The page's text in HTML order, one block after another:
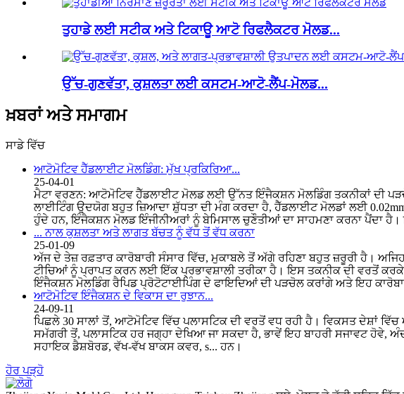
ਤੁਹਾਡੇ ਲਈ ਸਟੀਕ ਅਤੇ ਟਿਕਾਊ ਆਟੋ ਰਿਫਲੈਕਟਰ ਮੋਲਡ...
ਉੱਚ-ਗੁਣਵੱਤਾ, ਕੁਸ਼ਲਤਾ ਲਈ ਕਸਟਮ-ਆਟੋ-ਲੈਂਪ-ਮੋਲਡ...
ਖ਼ਬਰਾਂ ਅਤੇ ਸਮਾਗਮ
ਸਾਡੇ ਵਿੱਚ
ਆਟੋਮੋਟਿਵ ਹੈੱਡਲਾਈਟ ਮੋਲਡਿੰਗ: ਮੁੱਖ ਪ੍ਰਕਿਰਿਆ...
25-04-01
ਮੈਟਾ ਵਰਣਨ: ਆਟੋਮੋਟਿਵ ਹੈੱਡਲਾਈਟ ਮੋਲਡ ਲਈ ਉੱਨਤ ਇੰਜੈਕਸ਼ਨ ਮੋਲਡਿੰਗ ਤਕਨੀਕਾਂ ਦੀ
ਲਾਈਟਿੰਗ ਉਦਯੋਗ ਬਹੁਤ ਜ਼ਿਆਦਾ ਸ਼ੁੱਧਤਾ ਦੀ ਮੰਗ ਕਰਦਾ ਹੈ, ਹੈੱਡਲਾਈਟ ਮੋਲਡਾਂ ਲਈ
ਹੁੰਦੇ ਹਨ, ਇੰਜੈਕਸ਼ਨ ਮੋਲਡ ਇੰਜੀਨੀਅਰਾਂ ਨੂੰ ਬੇਮਿਸਾਲ ਚੁਣੌਤੀਆਂ ਦਾ ਸਾਹਮਣਾ ਕਰਨਾ ਪੈਂਦਾ
... ਨਾਲ ਕੁਸ਼ਲਤਾ ਅਤੇ ਲਾਗਤ ਬੱਚਤ ਨੂੰ ਵੱਧ ਤੋਂ ਵੱਧ ਕਰਨਾ
25-01-09
ਅੱਜ ਦੇ ਤੇਜ਼ ਰਫ਼ਤਾਰ ਕਾਰੋਬਾਰੀ ਸੰਸਾਰ ਵਿੱਚ, ਮੁਕਾਬਲੇ ਤੋਂ ਅੱਗੇ ਰਹਿਣਾ ਬਹੁਤ ਜ਼ਰੂਰੀ ਹੈ।
ਟੀਚਿਆਂ ਨੂੰ ਪ੍ਰਾਪਤ ਕਰਨ ਲਈ ਇੱਕ ਪ੍ਰਭਾਵਸ਼ਾਲੀ ਤਰੀਕਾ ਹੈ। ਇਸ ਤਕਨੀਕ ਦੀ ਵਰਤੋਂ
ਇੰਜੈਕਸ਼ਨ ਮੋਲਡਿੰਗ ਰੈਪਿਡ ਪ੍ਰੋਟੋਟਾਈਪਿੰਗ ਦੇ ਫਾਇਦਿਆਂ ਦੀ ਪੜਚੋਲ ਕਰਾਂਗੇ ਅਤੇ ਇਹ
ਆਟੋਮੋਟਿਵ ਇੰਜੈਕਸ਼ਨ ਦੇ ਵਿਕਾਸ ਦਾ ਰੁਝਾਨ...
24-09-11
ਪਿਛਲੇ 30 ਸਾਲਾਂ ਤੋਂ, ਆਟੋਮੋਟਿਵ ਵਿੱਚ ਪਲਾਸਟਿਕ ਦੀ ਵਰਤੋਂ ਵਧ ਰਹੀ ਹੈ। ਵਿਕਸਤ ਦੇਸ਼ਾਂ
ਸਮੱਗਰੀ ਤੋਂ, ਪਲਾਸਟਿਕ ਹਰ ਜਗ੍ਹਾ ਦੇਖਿਆ ਜਾ ਸਕਦਾ ਹੈ, ਭਾਵੇਂ ਇਹ ਬਾਹਰੀ ਸਜਾਵਟ ਹੋਵੇ,
ਸਹਾਇਕ ਡੈਸ਼ਬੋਰਡ, ਵੱਖ-ਵੱਖ ਬਾਕਸ ਕਵਰ, s... ਹਨ।
ਹੋਰ ਪੜ੍ਹੋ